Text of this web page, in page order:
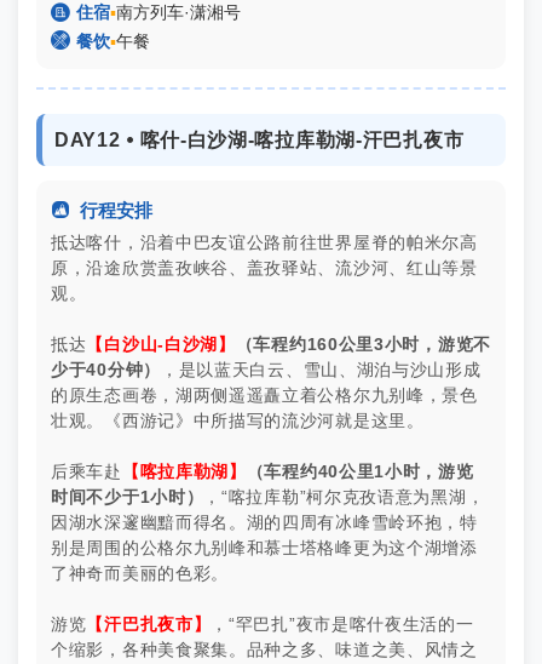
 住宿▪南方列车·潇湘号
 餐饮▪午餐
DAY12 ⦁ 喀什-白沙湖-喀拉库勒湖-汗巴扎夜市
 行程安排
抵达喀什，沿着中巴友谊公路前往世界屋脊的帕米尔高
原，沿途欣赏盖孜峡谷、盖孜驿站、流沙河、红山等景
观。
抵达 【白沙山-白沙湖】
（车程约160公里3小时，游览不
少于40分钟）
，是以蓝天白云、雪山、湖泊与沙山形成
的原生态画卷，湖两侧遥遥矗立着公格尔九别峰，景色
壮观。《西游记》中所描写的流沙河就是这里。
后乘车赴 【喀拉库勒湖】
（车程约40公里1小时，游览
时间不少于1小时）
，“喀拉库勒”柯尔克孜语意为黑湖，
因湖水深邃幽黯而得名。湖的四周有冰峰雪岭环抱，特
别是周围的公格尔九别峰和慕士塔格峰更为这个湖增添
了神奇而美丽的色彩。
游览 【汗巴扎夜市】
，“罕巴扎”夜市是喀什夜生活的一
个缩影，各种美食聚集。品种之多、味道之美、风情之